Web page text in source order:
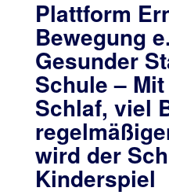
Plattform
Bewegung
Gesunder
Schule –
Schlaf, viel
wird der
Kinderspiel